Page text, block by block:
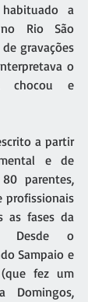
a
Rio São
gravações
o
chocou e
a partir
e de
parentes,
profissionais
as fases da
Desde o
Sampaio e
fez um
Domingos,